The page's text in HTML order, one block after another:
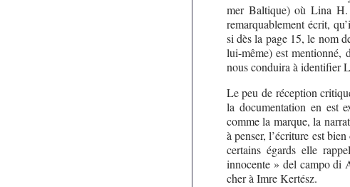
mer Baltique) où Lina
remarquablement écrit,
si dès la page 15, le nom
lui-même) est mentionné,
nous conduira à identifier
Le peu de réception
la documentation en est
comme la marque, la
à penser, l’écriture est
certains égards elle
innocente » del campo di
cher à Imre Kertész.